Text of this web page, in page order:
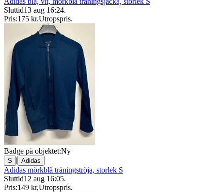
Sluttid13 aug 16:24.
Pris:175 kr,Utropspris.
Badge på objektet:Ny
S | Adidas
Adidas mörkblå träningströja, storlek S
Sluttid12 aug 16:05.
Pris:149 kr,Utropspris.